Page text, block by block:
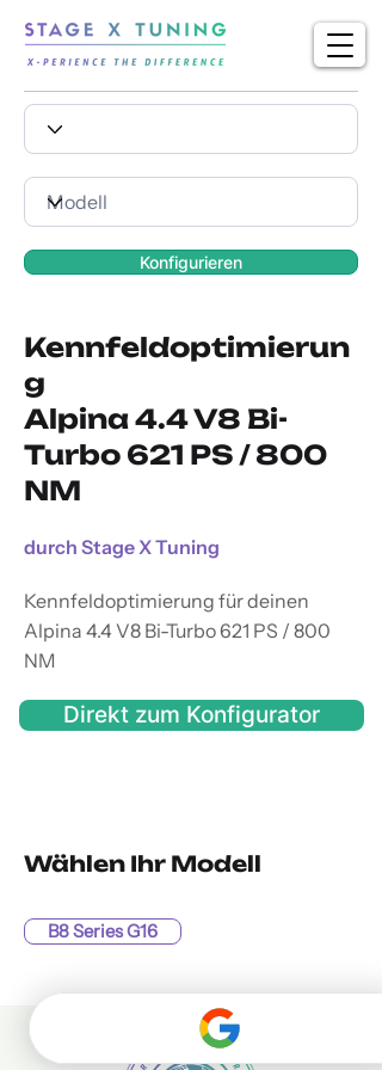
Konfigurieren
Kennfeldoptimierun
g
Alpina 4.4 V8 Bi-
Turbo 621 PS / 800
NM
durch Stage X Tuning
Kennfeldoptimierung für deinen
Alpina 4.4 V8 Bi-Turbo 621 PS / 800
NM
Direkt zum Konfigurator
Wählen Ihr Modell
B8 Series G16